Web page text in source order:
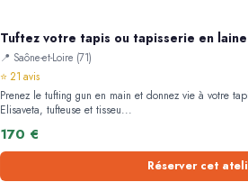
Tuftez votre tapis ou tapisserie en
📍 Saône-et-Loire (71)
⭐ 21 avis
Prenez le tufting gun en main et donnez vie à votre
Elisaveta, tufteuse et tisseu...
170 €
Réserver cet